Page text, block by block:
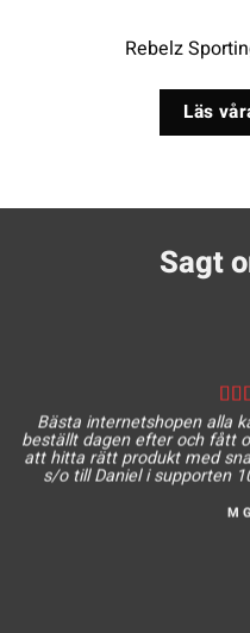
Rebelz
Läs
Sagt
Bästa internetshopen alla
beställt dagen efter och fått
att hitta rätt produkt med
s/o till Daniel i supporten
M G